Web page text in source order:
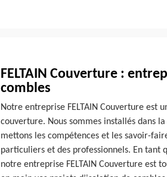
FELTAIN Couverture :
combles
Notre entreprise FELTAIN Couverture est
couverture. Nous sommes installés dans
mettons les compétences et les savoir-
particuliers et des professionnels. En tant
notre entreprise FELTAIN Couverture est